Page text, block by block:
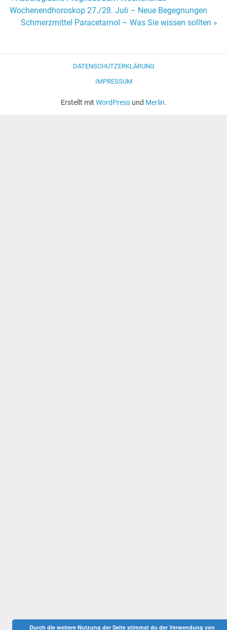
Beitrags-
Wochenendhoroskop 27./28. Juli – Neue Begegnungen
Schmerzmittel Paracetamol – Was Sie wissen sollten »
DATENSCHUTZERKLÄRUNG
IMPRESSUM
Erstellt mit WordPressund Merlin.
Durch die weitere Nutzung der Seite stimmst du der Verwendung von